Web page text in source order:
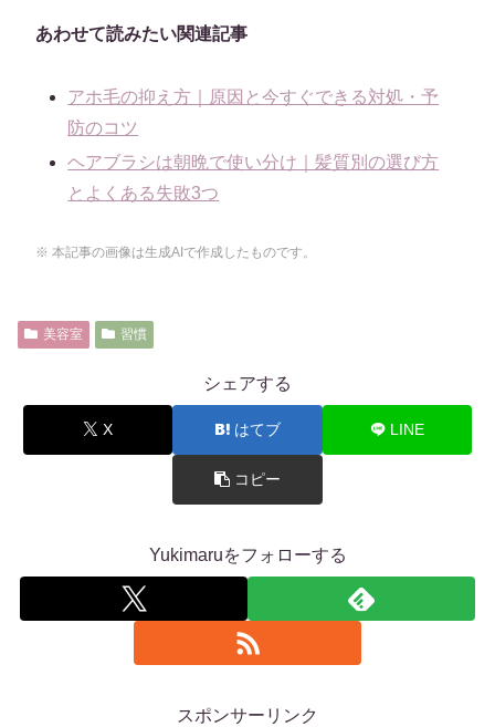
あわせて読みたい関連記事
アホ毛の抑え方｜原因と今すぐできる対処・予
防のコツ
ヘアブラシは朝晩で使い分け｜髪質別の選び方
とよくある失敗3つ
※ 本記事の画像は生成AIで作成したものです。
美容室 習慣
シェアする
X はてブ LINE
コピー
Yukimaruをフォローする
スポンサーリンク